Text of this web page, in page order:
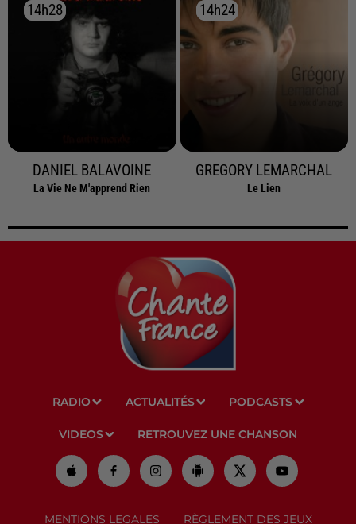
14h28
14h28
DANIEL BALAVOINE
La Vie Ne M'apprend Rien
14h24
14h24
GREGORY LEMARCHAL
Le Lien
RADIO ACTUALITÉS PODCASTS
VIDEOS RETROUVEZ UNE CHANSON
MENTIONS LEGALES RÈGLEMENT DES JEUX